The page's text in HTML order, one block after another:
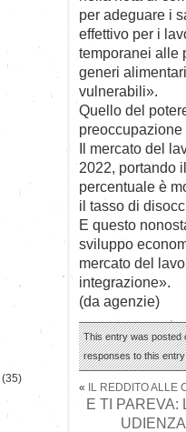
per adeguare i
effettivo per i
temporanei alle
generi
vulnerabili».
Quello del
Il mercato del
2022, portando
percentuale è
il tasso di
E questo
sviluppo
mercato del
integrazione».
(da agenzie)
This entry was posted
responses to this
« IL REDDITO ALLE
E TI PAREVA:
(35)